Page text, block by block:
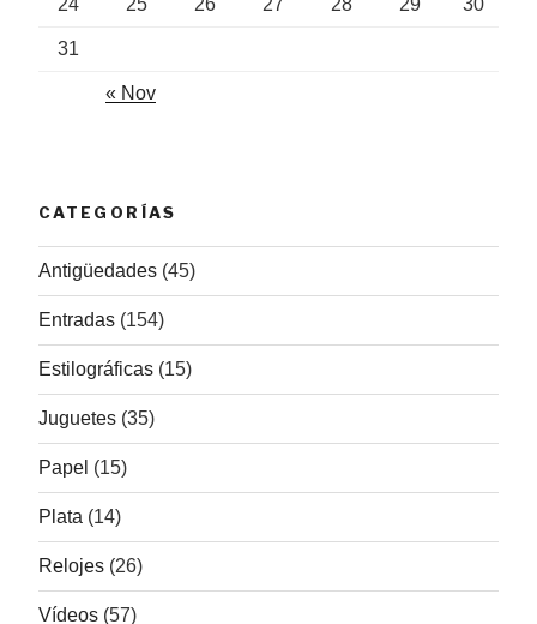
31
« Nov
CATEGORÍAS
Antigüedades (45)
Entradas (154)
Estilográficas (15)
Juguetes (35)
Papel (15)
Plata (14)
Relojes (26)
Vídeos (57)